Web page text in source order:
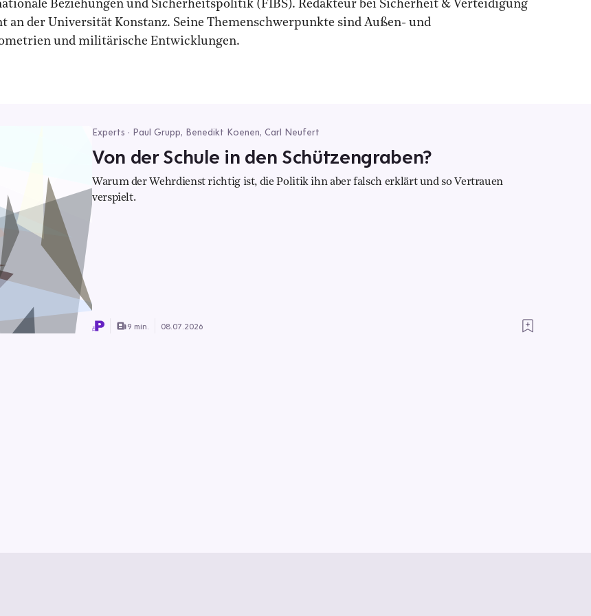
Beziehungen und Sicherheitspolitik (FIBS). Redakteur bei Sicherheit & Verteidigung
der Universität Konstanz. Seine Themenschwerpunkte sind Außen- und
und militärische Entwicklungen.
Experts · Paul Grupp, Benedikt Koenen, Carl Neufert
Von der Schule in den Schützengraben?
Warum der Wehrdienst richtig ist, die Politik ihn aber falsch erklärt und so Vertrauen
verspielt.
9 min. 08.07.2026